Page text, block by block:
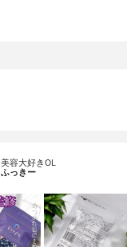
美容大好きOL
ふっきー